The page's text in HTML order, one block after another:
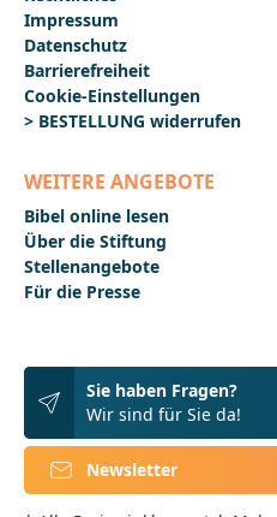
Impressum
Datenschutz
Barrierefreiheit
Cookie-Einstellungen
> BESTELLUNG widerrufen
WEITERE ANGEBOTE
Bibel online lesen
Über die Stiftung
Stellenangebote
Für die Presse
Sie haben Fragen?
Wir sind für Sie da!
Newsletter